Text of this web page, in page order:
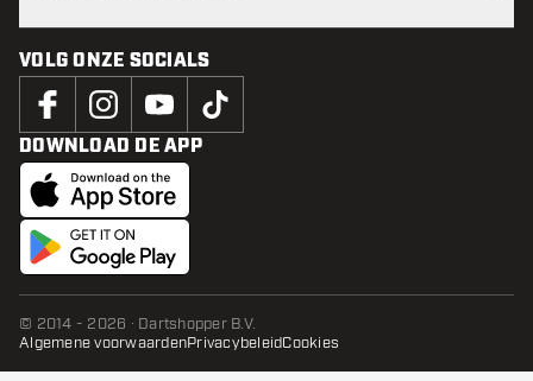
VOLG ONZE SOCIALS
DOWNLOAD DE APP
© 2014 - 2026 · Dartshopper B.V.
Algemene voorwaardenPrivacybeleidCookies